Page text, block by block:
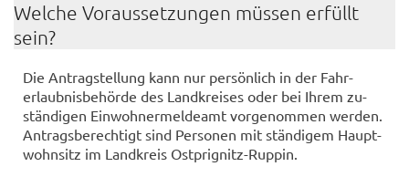
Wel­che Vor­aus­set­zun­gen müs­sen er­füllt
sein?
Die An­trag­stel­lung kann nur per­sön­lich in der Fahr­
erlaub­nis­be­hör­de des Land­krei­ses oder bei Ihrem zu­
stän­di­gen Ein­woh­ner­mel­de­amt vor­ge­nom­men wer­den.
An­trags­be­rech­tigt sind Per­so­nen mit stän­di­gem Haupt­
wohn­sitz im Land­kreis Ostprignitz-​​​Rup­pin.